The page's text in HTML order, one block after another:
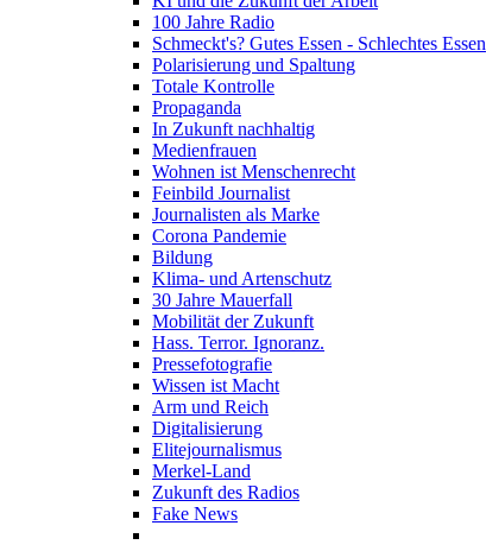
100 Jahre Radio
Schmeckt's? Gutes Essen - Schlechtes Essen
Polarisierung und Spaltung
Totale Kontrolle
Propaganda
In Zukunft nachhaltig
Medienfrauen
Wohnen ist Menschenrecht
Feinbild Journalist
Journalisten als Marke
Corona Pandemie
Bildung
Klima- und Artenschutz
30 Jahre Mauerfall
Mobilität der Zukunft
Hass. Terror. Ignoranz.
Pressefotografie
Wissen ist Macht
Arm und Reich
Digitalisierung
Elitejournalismus
Merkel-Land
Zukunft des Radios
Fake News